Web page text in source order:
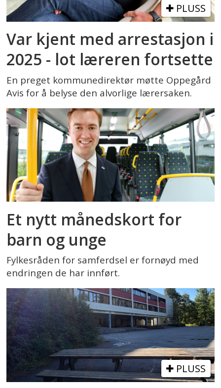
PLUSS
Var kjent med arrestasjon i
2025 - lot læreren fortsette
En preget kommunedirektør møtte Oppegård
Avis for å belyse den alvorlige lærersaken.
Et nytt månedskort for
barn og unge
Fylkesråden for samferdsel er fornøyd med
endringen de har innført.
PLUSS